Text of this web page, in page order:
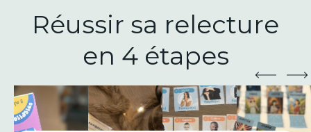
Réussir sa relecture
en 4 étapes